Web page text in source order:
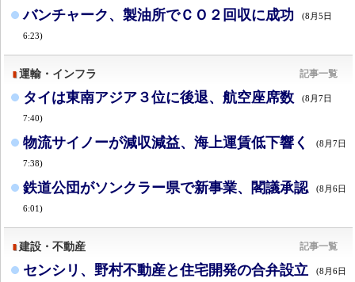
バンチャーク、製油所でＣＯ２回収に成功 (8月5日
6:23)
運輸・インフラ 記事一覧
タイは東南アジア３位に後退、航空座席数 (8月7日
7:40)
物流サイノーが減収減益、海上運賃低下響く (8月7日
7:38)
鉄道公団がソンクラー県で新事業、閣議承認 (8月6日
6:01)
建設・不動産 記事一覧
センシリ、野村不動産と住宅開発の合弁設立 (8月6日